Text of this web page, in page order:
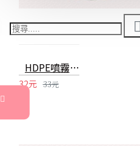
HDPE噴霧瓶 100ml可裝酒精消毒水分裝瓶 2號噴霧瓶
32元 33元